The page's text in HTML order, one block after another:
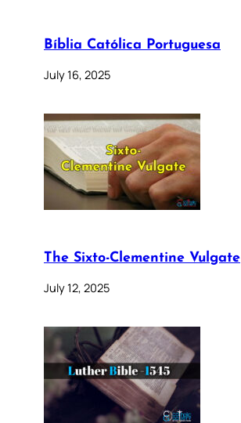
Bíblia Católica Portuguesa
July 16, 2025
The Sixto-Clementine Vulgate
July 12, 2025